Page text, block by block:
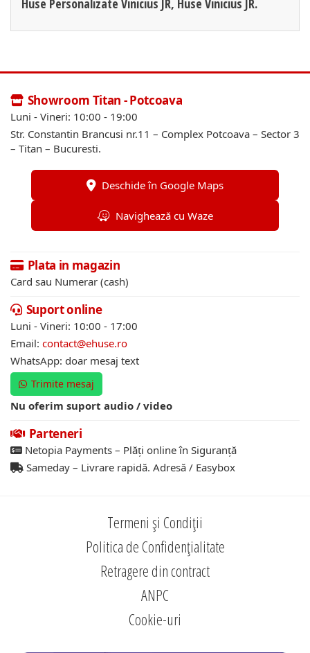
Huse Personalizate Vinicius JR, Huse Vinicius JR.
Showroom Titan - Potcoava
Luni - Vineri: 10:00 - 19:00
Str. Constantin Brancusi nr.11 – Complex Potcoava – Sector 3
– Titan – Bucuresti.
Deschide în Google Maps
Navighează cu Waze
Plata in magazin
Card sau Numerar (cash)
Suport online
Luni - Vineri: 10:00 - 17:00
Email: contact@ehuse.ro
WhatsApp: doar mesaj text
Trimite mesaj
Nu oferim suport audio / video
Parteneri
Netopia Payments – Plăți online în Siguranță
Sameday – Livrare rapidă. Adresă / Easybox
Termeni și Condiții
Politica de Confidențialitate
Retragere din contract
ANPC
Cookie-uri